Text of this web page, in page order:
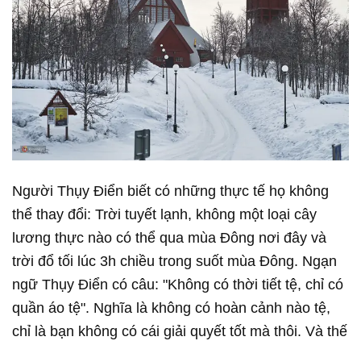
Người Thụy Điển biết có những thực tế họ không
thể thay đổi: Trời tuyết lạnh, không một loại cây
lương thực nào có thể qua mùa Đông nơi đây và
trời đổ tối lúc 3h chiều trong suốt mùa Đông. Ngạn
ngữ Thụy Điển có câu: "Không có thời tiết tệ, chỉ có
quần áo tệ". Nghĩa là không có hoàn cảnh nào tệ,
chỉ là bạn không có cái giải quyết tốt mà thôi. Và thế